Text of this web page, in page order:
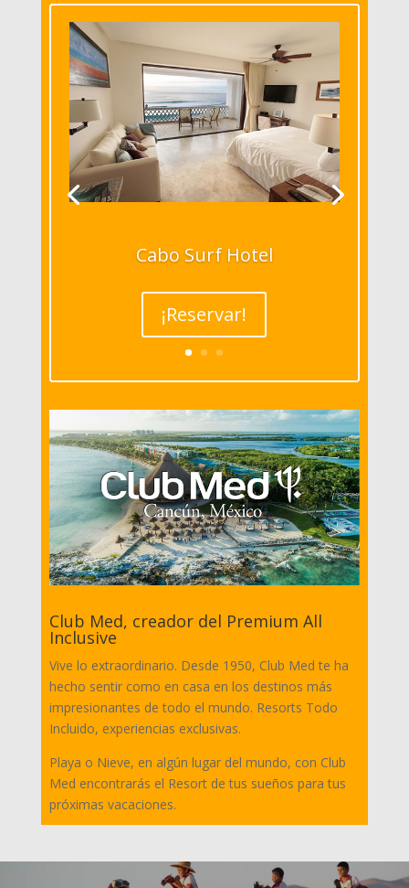
Cabo Surf Hotel
¡Reservar!
Club Med, creador del Premium All
Inclusive
Vive lo extraordinario. Desde 1950, Club Med te ha
hecho sentir como en casa en los destinos más
impresionantes de todo el mundo. Resorts Todo
Incluido, experiencias exclusivas.
Playa o Nieve, en algún lugar del mundo, con Club
Med encontrarás el Resort de tus sueños para tus
próximas vacaciones.